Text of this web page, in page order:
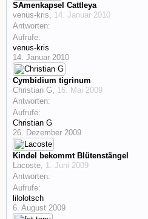
SAmenkapsel Cattleya
venus-kris, 14. Januar 2010
Antworten:
Aufrufe:
venus-kris
14. Januar 2010
Cymbidium tigrinum
Christian G, 16. Mai 2009
Antworten:
Aufrufe:
Christian G
26. Dezember 2009
Kindel bekommt Blütenstängel
Lacoste, 1. Juni 2009
Antworten:
Aufrufe:
lilolotsch
6. August 2009